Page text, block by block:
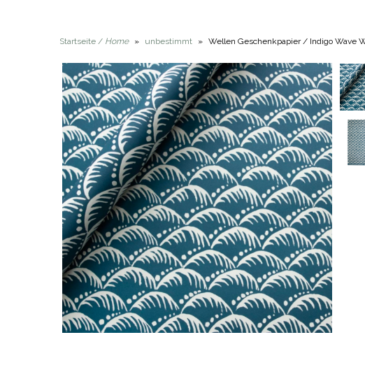
Startseite / Home » unbestimmt » Wellen Geschenkpapier / Indigo Wave